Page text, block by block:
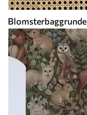
Blomsterbaggrunde